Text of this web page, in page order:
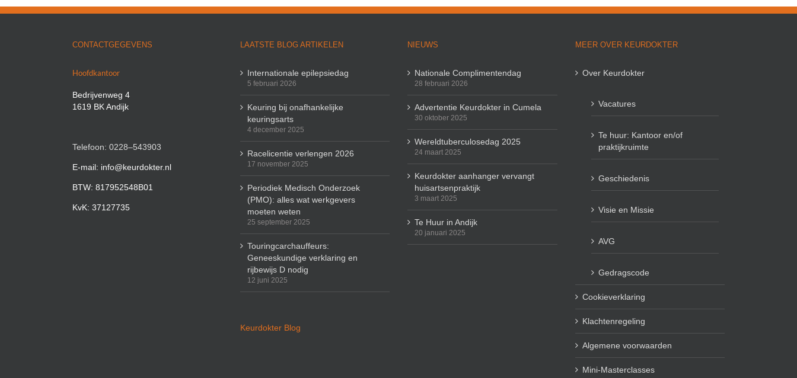
CONTACTGEGEVENS
Hoofdkantoor
Bedrijvenweg 4
1619 BK Andijk
Telefoon: 0228–543903
E-mail: info@keurdokter.nl
BTW: 817952548B01
KvK: 37127735
LAATSTE BLOG ARTIKELEN
Internationale epilepsiedag
5 februari 2026
Keuring bij onafhankelijke
keuringsarts
4 december 2025
Racelicentie verlengen 2026
17 november 2025
Periodiek Medisch Onderzoek
(PMO): alles wat werkgevers
moeten weten
25 september 2025
Touringcarchauffeurs:
Geneeskundige verklaring en
rijbewijs D nodig
12 juni 2025
Keurdokter Blog
NIEUWS
Nationale Complimentendag
28 februari 2026
Advertentie Keurdokter in Cumela
30 oktober 2025
Wereldtuberculosedag 2025
24 maart 2025
Keurdokter aanhanger vervangt
huisartsenpraktijk
3 maart 2025
Te Huur in Andijk
20 januari 2025
MEER OVER KEURDOKTER
Over Keurdokter
Vacatures
Te huur: Kantoor en/of
praktijkruimte
Geschiedenis
Visie en Missie
AVG
Gedragscode
Cookieverklaring
Klachtenregeling
Algemene voorwaarden
Mini-Masterclasses